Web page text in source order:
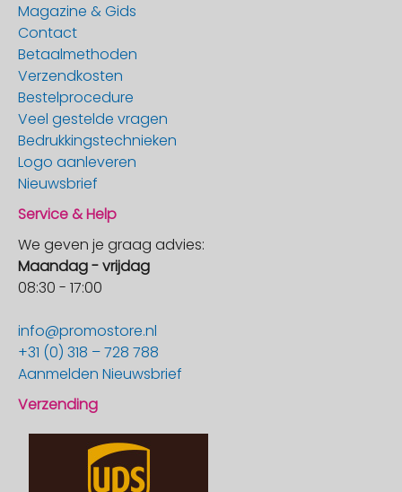
Magazine & Gids
Contact
Betaalmethoden
Verzendkosten
Bestelprocedure
Veel gestelde vragen
Bedrukkingstechnieken
Logo aanleveren
Nieuwsbrief
Service & Help
We geven je graag advies:
Maandag - vrijdag
08:30 - 17:00
info@promostore.nl
+31 (0) 318 – 728 788
Aanmelden Nieuwsbrief
Verzending